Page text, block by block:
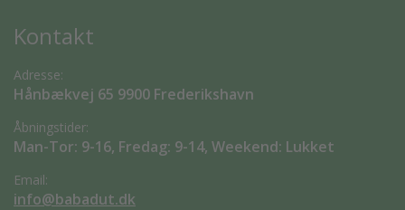
Kontakt
Adresse:
Hånbækvej 65 9900 Frederikshavn
Åbningstider:
Man-Tor: 9-16, Fredag: 9-14, Weekend: Lukket
Email:
info@babadut.dk